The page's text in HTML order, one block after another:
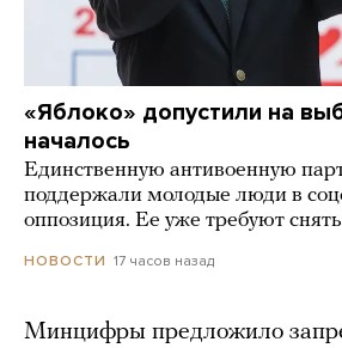
«Яблоко» допустили на
началось
Единственную антивоенную
поддержали молодые люди в
оппозиция. Ее уже требуют
НОВОСТИ 17 часов назад
Минцифры предложило